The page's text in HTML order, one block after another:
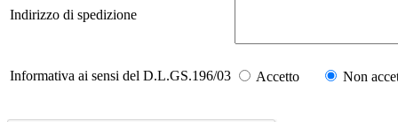
Indirizzo di spedizione
Informativa ai sensi del D.L.GS.196/03 Accetto Non